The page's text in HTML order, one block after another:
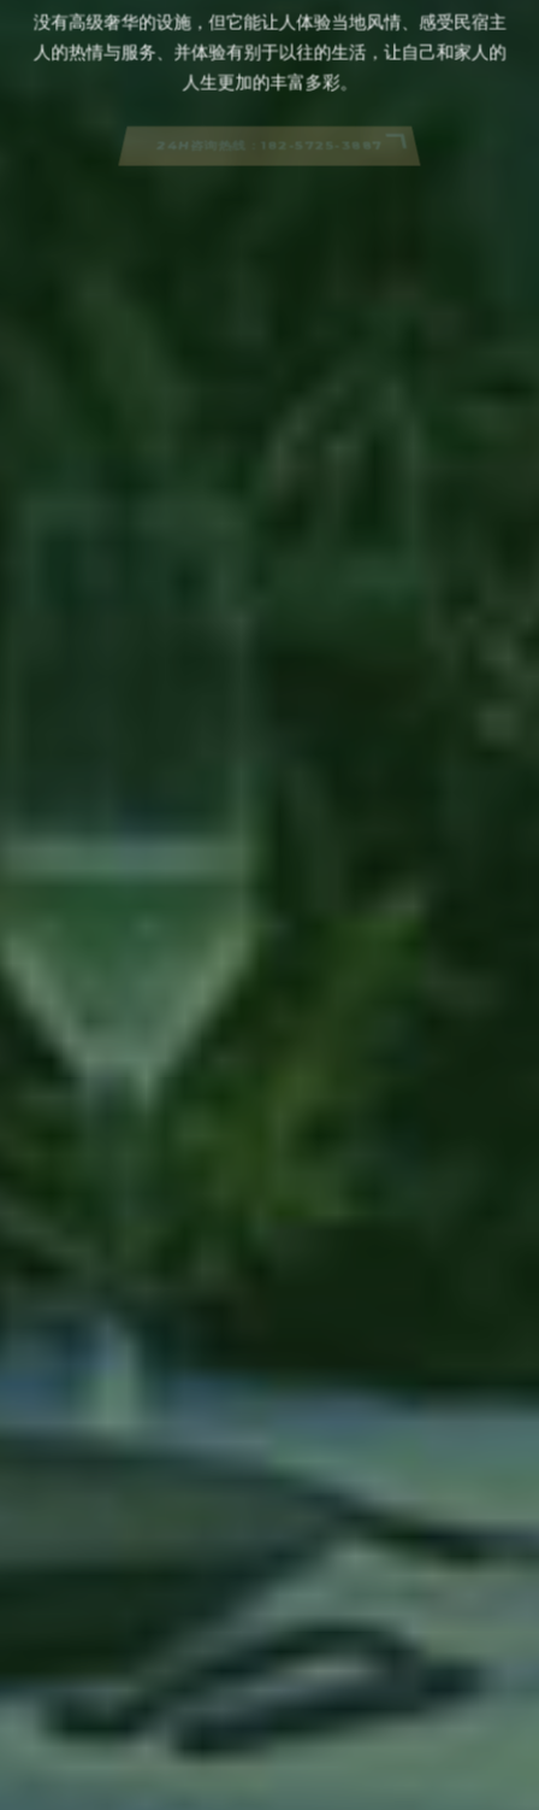
没有高级奢华的设施，但它能让人体验当地风情、感受民宿主
人的热情与服务、并体验有别于以往的生活，让自己和家人的
人生更加的丰富多彩。
24H咨询热线：182-5725-3887